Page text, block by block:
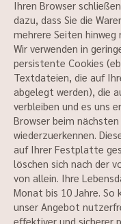
Ihren Browser
dazu, dass Sie die
mehrere Seiten hinweg
Wir verwenden in
persistente Cookies
Textdateien, die auf
abgelegt werden), die
verbleiben und es uns
Browser beim nächsten
wiederzuerkennen.
auf Ihrer Festplatte
löschen sich nach der
von allein. Ihre
Monat bis 10 Jahre. So
unser Angebot
effektiver und sicherer